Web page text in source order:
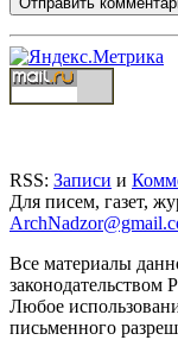
RSS: Записи и
Для писем, газет,
Все материалы
Любое
письменного